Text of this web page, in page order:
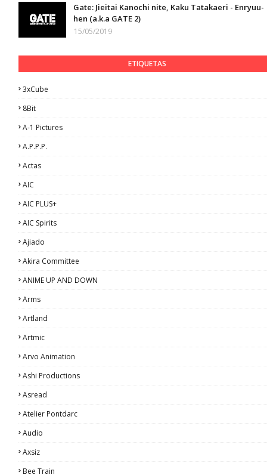
Gate: Jieitai Kanochi nite, Kaku Tatakaeri - Enryuu-
hen (a.k.a GATE 2)
15/05/2019
ETIQUETAS
3xCube
8Bit
A-1 Pictures
A.P.P.P.
Actas
AIC
AIC PLUS+
AIC Spirits
Ajiado
Akira Committee
ANIME UP AND DOWN
Arms
Artland
Artmic
Arvo Animation
Ashi Productions
Asread
Atelier Pontdarc
Audio
Axsiz
Bee Train